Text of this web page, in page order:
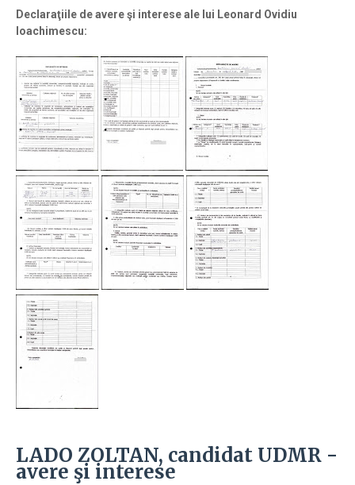
Declaraţiile de avere şi interese ale lui Leonard Ovidiu
Ioachimescu:
LADO ZOLTAN, candidat UDMR -
avere şi interese